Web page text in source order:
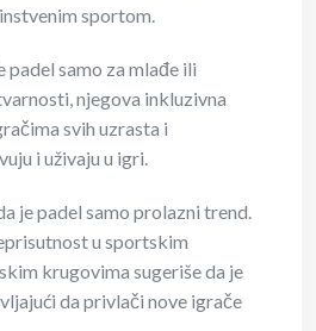
sportom.
padel samo za mlađe ili
njegova inkluzivna
svih uzrasta i
i uživaju u igri.
je padel samo prolazni trend.
u sportskim
krugovima sugeriše da je
da privlači nove igrače